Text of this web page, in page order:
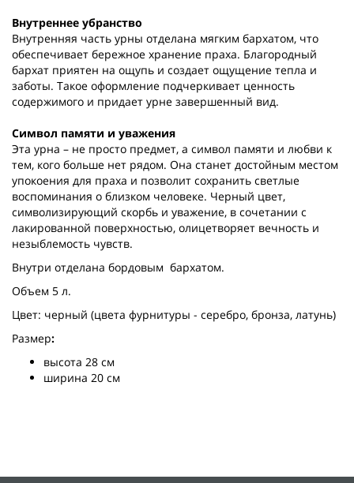
Внутреннее убранство
Внутренняя часть урны отделана мягким бархатом, что
обеспечивает бережное хранение праха. Благородный
бархат приятен на ощупь и создает ощущение тепла и
заботы. Такое оформление подчеркивает ценность
содержимого и придает урне завершенный вид.
Символ памяти и уважения
Эта урна – не просто предмет, а символ памяти и любви к
тем, кого больше нет рядом. Она станет достойным местом
упокоения для праха и позволит сохранить светлые
воспоминания о близком человеке. Черный цвет,
символизирующий скорбь и уважение, в сочетании с
лакированной поверхностью, олицетворяет вечность и
незыблемость чувств.
Внутри отделана бордовым бархатом.
Объем 5 л.
Цвет: черный (цвета фурнитуры - серебро, бронза, латунь)
Размер:
высота 28 см
ширина 20 см